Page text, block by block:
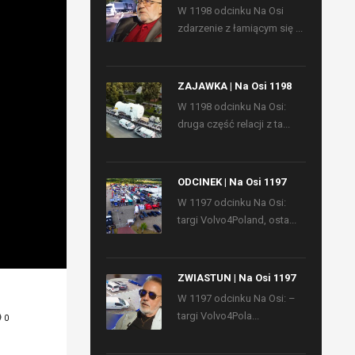
0
W 1198 odcinku Na Osi
zdarzenie z łamiącym się ...
ZAJAWKA | Na Osi 1198
W 1198 odcinku Na Osi:
druga część relacji z ta...
ODCINEK | Na Osi 1197
W 1197 odcinku Na Osi:
targi Volvo4Poland, osta...
ZWIASTUN | Na Osi 1197
W 1197 odcinku Na Osi: –
targi Volvo4Pola...